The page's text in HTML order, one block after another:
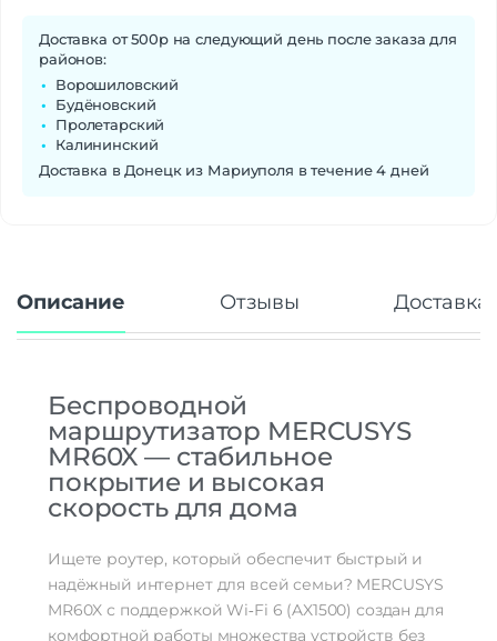
Доставка от 500р на следующий день после заказа для
районов:
Ворошиловский
Будёновский
Пролетарский
Калининский
Доставка в Донецк из Мариуполя в течение 4 дней
Описание Отзывы Доставка
Беспроводной
маршрутизатор MERCUSYS
MR60X — стабильное
покрытие и высокая
скоростьдля дома
Ищете роутер, который обеспечитбыстрый и
надёжный интернетдля всей семьи? MERCUSYS
MR60X с поддержкой Wi‑Fi 6 (AX1500) создан для
комфортной работы множества устройств без